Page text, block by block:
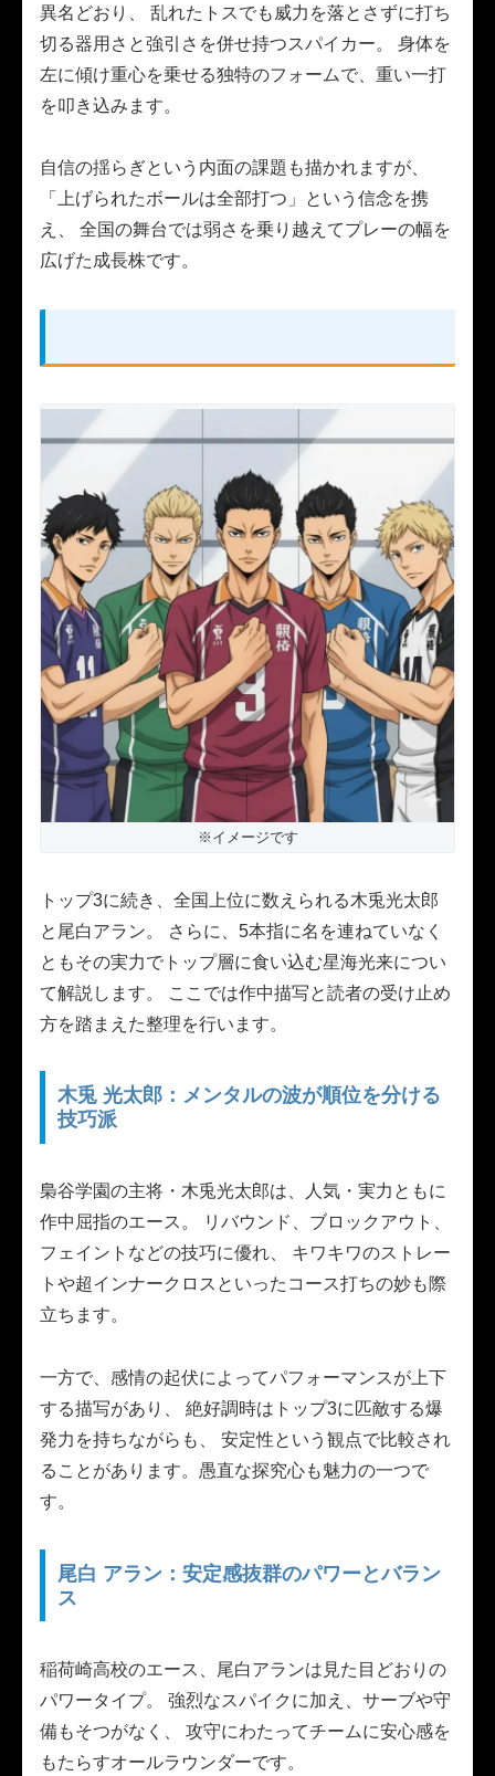
異名どおり、 乱れたトスでも威力を落とさずに打ち
切る器用さと強引さを併せ持つスパイカー。 身体を
左に傾け重心を乗せる独特のフォームで、重い一打
を叩き込みます。
自信の揺らぎという内面の課題も描かれますが、
「上げられたボールは全部打つ」という信念を携
え、 全国の舞台では弱さを乗り越えてプレーの幅を
広げた成長株です。
※イメージです
トップ3に続き、全国上位に数えられる木兎光太郎
と尾白アラン。 さらに、5本指に名を連ねていなく
ともその実力でトップ層に食い込む星海光来につい
て解説します。 ここでは作中描写と読者の受け止め
方を踏まえた整理を行います。
木兎 光太郎：メンタルの波が順位を分ける
技巧派
梟谷学園の主将・木兎光太郎は、人気・実力ともに
作中屈指のエース。 リバウンド、ブロックアウト、
フェイントなどの技巧に優れ、 キワキワのストレー
トや超インナークロスといったコース打ちの妙も際
立ちます。
一方で、感情の起伏によってパフォーマンスが上下
する描写があり、 絶好調時はトップ3に匹敵する爆
発力を持ちながらも、 安定性という観点で比較され
ることがあります。愚直な探究心も魅力の一つで
す。
尾白 アラン：安定感抜群のパワーとバラン
ス
稲荷崎高校のエース、尾白アランは見た目どおりの
パワータイプ。 強烈なスパイクに加え、サーブや守
備もそつがなく、 攻守にわたってチームに安心感を
もたらすオールラウンダーです。